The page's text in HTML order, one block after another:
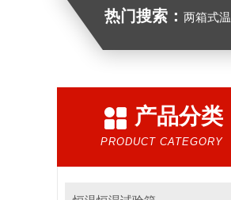
热门搜索： 两箱式
产品分类
PRODUCT CATEGORY